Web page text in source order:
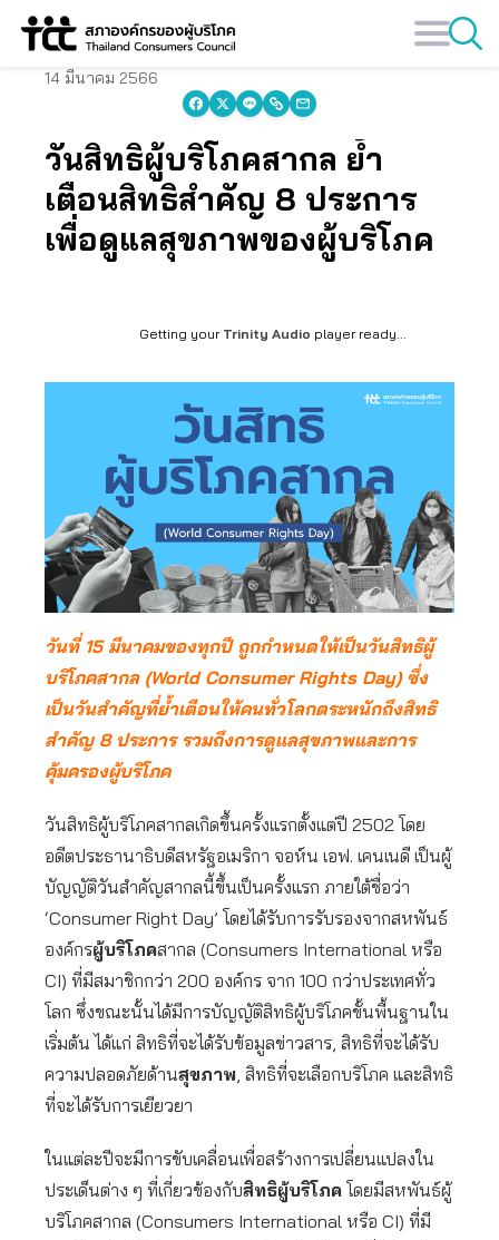
Skip
14 มีนาคม 2566
วันสิทธิผู้บริโภคสากล ย้ำ
เตือนสิทธิสำคัญ 8 ประการ
เพื่อดูแลสุขภาพของผู้บริโภค
Getting your Trinity Audio player ready...
วันที่ 15 มีนาคมของทุกปี ถูกกำหนดให้เป็นวันสิทธิผู้
บริโภคสากล (World Consumer Rights Day) ซึ่ง
เป็นวันสำคัญที่ย้ำเตือนให้คนทั่วโลกตระหนักถึงสิทธิ
สำคัญ 8 ประการ รวมถึงการดูแลสุขภาพและการ
คุ้มครองผู้บริโภค
วันสิทธิผู้บริโภคสากลเกิดขึ้นครั้งแรกตั้งแต่ปี 2502 โดย
อดีตประธานาธิบดีสหรัฐอเมริกา จอห์น เอฟ. เคนเนดี เป็นผู้
บัญญัติวันสำคัญสากลนี้ขึ้นเป็นครั้งแรก ภายใต้ชื่อว่า
‘Consumer Right Day’ โดยได้รับการรับรองจากสหพันธ์
องค์กรผู้บริโภคสากล (Consumers International หรือ
CI) ที่มีสมาชิกกว่า 200 องค์กร จาก 100 กว่าประเทศทั่ว
โลก ซึ่งขณะนั้นได้มีการบัญญัติสิทธิผู้บริโภคขั้นพื้นฐานใน
เริ่มต้น ได้แก่ สิทธิที่จะได้รับข้อมูลข่าวสาร, สิทธิที่จะได้รับ
ความปลอดภัยด้านสุขภาพ, สิทธิที่จะเลือกบริโภค และสิทธิ
ที่จะได้รับการเยียวยา
ในแต่ละปีจะมีการขับเคลื่อนเพื่อสร้างการเปลี่ยนแปลงใน
ประเด็นต่าง ๆ ที่เกี่ยวข้องกับสิทธิผู้บริโภค โดยมีสหพันธ์ผู้
บริโภคสากล (Consumers International หรือ CI) ที่มี